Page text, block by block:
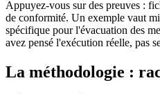
Appuyez-vous sur des preuves :
de conformité. Un exemple vaut
spécifique pour l'évacuation des
avez pensé l'exécution réelle, pas
La méthodologie :